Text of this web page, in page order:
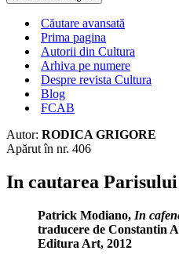
Căutare avansată
Prima pagina
Autorii din Cultura
Arhiva pe numere
Despre revista Cultura
Blog
FCAB
Autor: RODICA GRIGORE
Apărut în nr. 406
In cautarea
Patrick Modiano, In
traducere de Constantin
Editura Art, 2012